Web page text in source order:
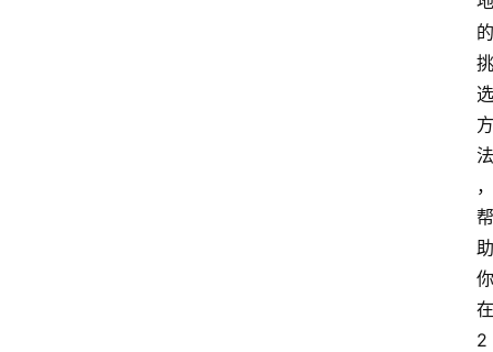
的
挑
选
方
法
，
帮
助
你
在
2